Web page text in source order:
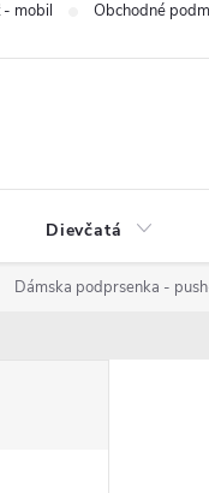
mobil Obchodné
Dievčatá
Dámska podprsenka -